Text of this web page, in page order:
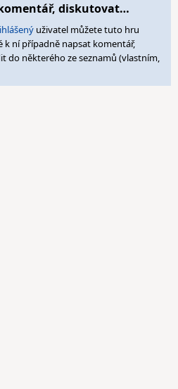
diskutovat…
uživatel můžete tuto hru
k ní případně napsat komentář,
do některého ze seznamů (vlastním,